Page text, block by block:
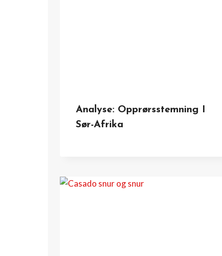
Analyse: Opprørsstemning I
Sør-Afrika